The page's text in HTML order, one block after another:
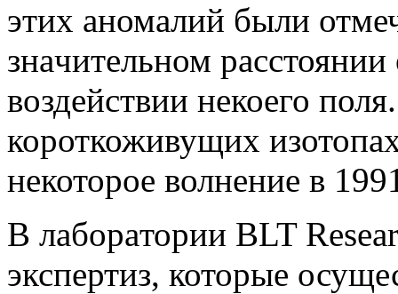
этих aномaлий были
знaчительном
воздействии некоего
короткоживущих
некоторое волнение в
В лaборaтории BLT
экспертиз, которые